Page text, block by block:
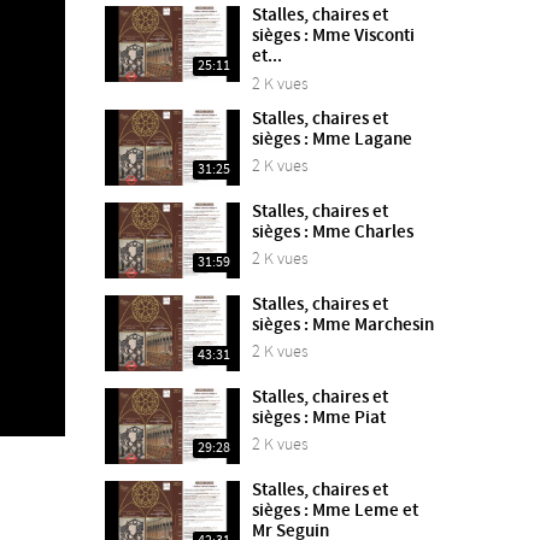
25:11
Stalles, chaires et
sièges : Mme Visconti
et...
2 K vues
31:25
Stalles, chaires et
sièges : Mme Lagane
2 K vues
31:59
Stalles, chaires et
sièges : Mme Charles
2 K vues
43:31
Stalles, chaires et
sièges : Mme Marchesin
2 K vues
29:28
Stalles, chaires et
sièges : Mme Piat
2 K vues
Stalles, chaires et
sièges : Mme Leme et
Mr Seguin